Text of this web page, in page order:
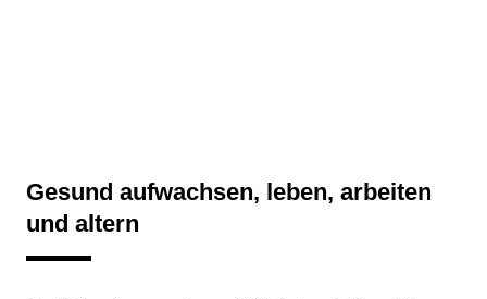
Gesund aufwachsen, leben, arbeiten
und altern